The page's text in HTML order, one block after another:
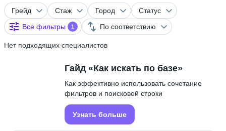
Грейд Стаж Город
Статус
Все фильтры
1 По соответствию
Нет подходящих специалистов
Гайд «Как искать по базе»
Как эффективно использовать сочетание
фильтров и поисковой строки
Узнать больше